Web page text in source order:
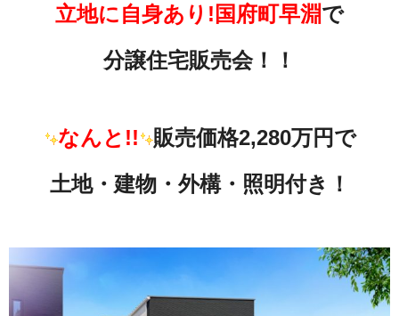
立地に自身あり!国府町早淵で
分譲住宅販売会！！
なんと!!
販売価格2,280万円で
土地・建物・外構・照明付き！